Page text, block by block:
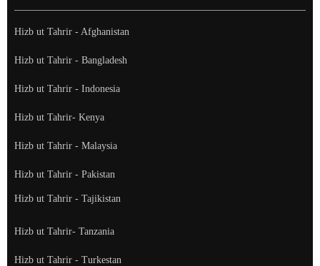
Hizb ut Tahrir - Afghanistan
Hizb ut Tahrir - Bangladesh
Hizb ut Tahrir - Indonesia
Hizb ut Tahrir- Kenya
Hizb ut Tahrir - Malaysia
Hizb ut Tahrir - Pakistan
Hizb ut Tahrir - Tajikistan
Hizb ut Tahrir- Tanzania
Hizb ut Tahrir - Turkestan